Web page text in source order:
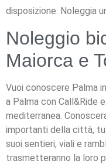
disposizione. Noleggia
Noleggio
Maiorca e
Vuoi conoscere Palma
a Palma con Call&Ride
mediterranea.
importanti della città,
suoi sentieri, viali e
trasmetteranno la loro